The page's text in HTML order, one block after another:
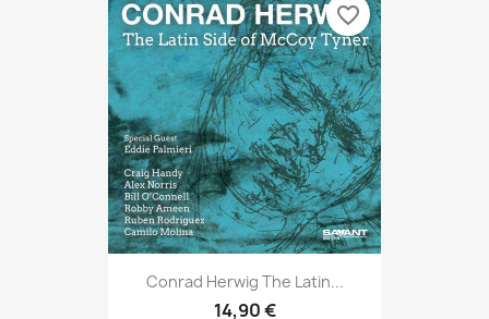
Conrad Herwig The Latin...
14,90 €
favorite_border